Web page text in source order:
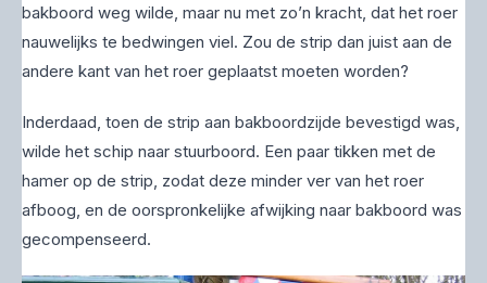
bakboord weg wilde, maar nu met zo’n kracht, dat het roer
nauwelijks te bedwingen viel. Zou de strip dan juist aan de
andere kant van het roer geplaatst moeten worden?
Inderdaad, toen de strip aan bakboordzijde bevestigd was,
wilde het schip naar stuurboord. Een paar tikken met de
hamer op de strip, zodat deze minder ver van het roer
afboog, en de oorspronkelijke afwijking naar bakboord was
gecompenseerd.